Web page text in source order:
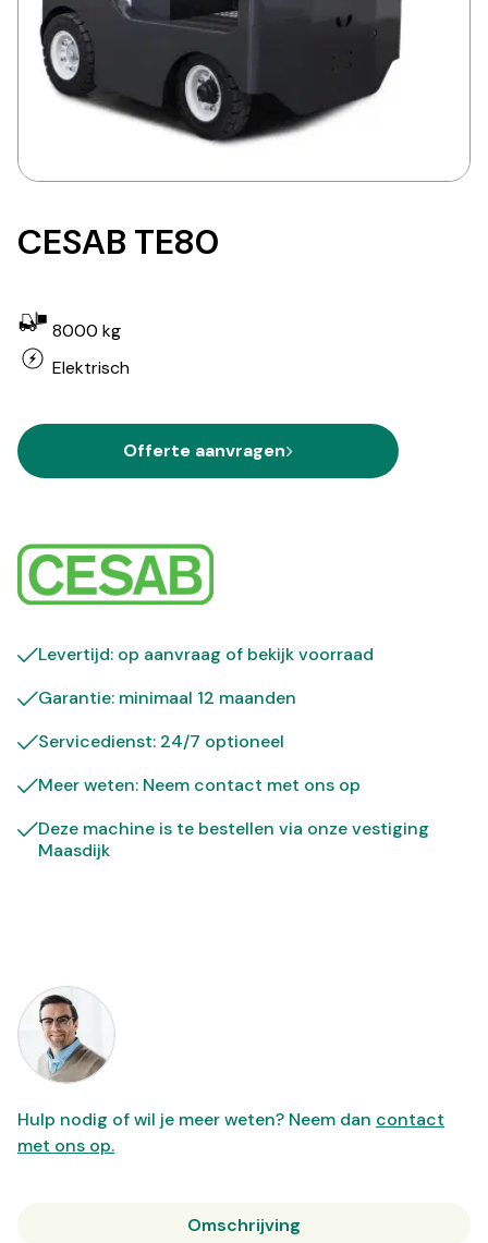
CESAB TE80
8000 kg
Elektrisch
Offerte aanvragen
Levertijd: op aanvraag of bekijkvoorraad
Garantie: minimaal 12 maanden
Servicedienst: 24/7 optioneel
Meer weten: Neem contact met ons op
Deze machine is te bestellen via onze vestiging
Maasdijk
Hulp nodig of wil je meer weten? Neem dan contact
met ons op.
Omschrijving